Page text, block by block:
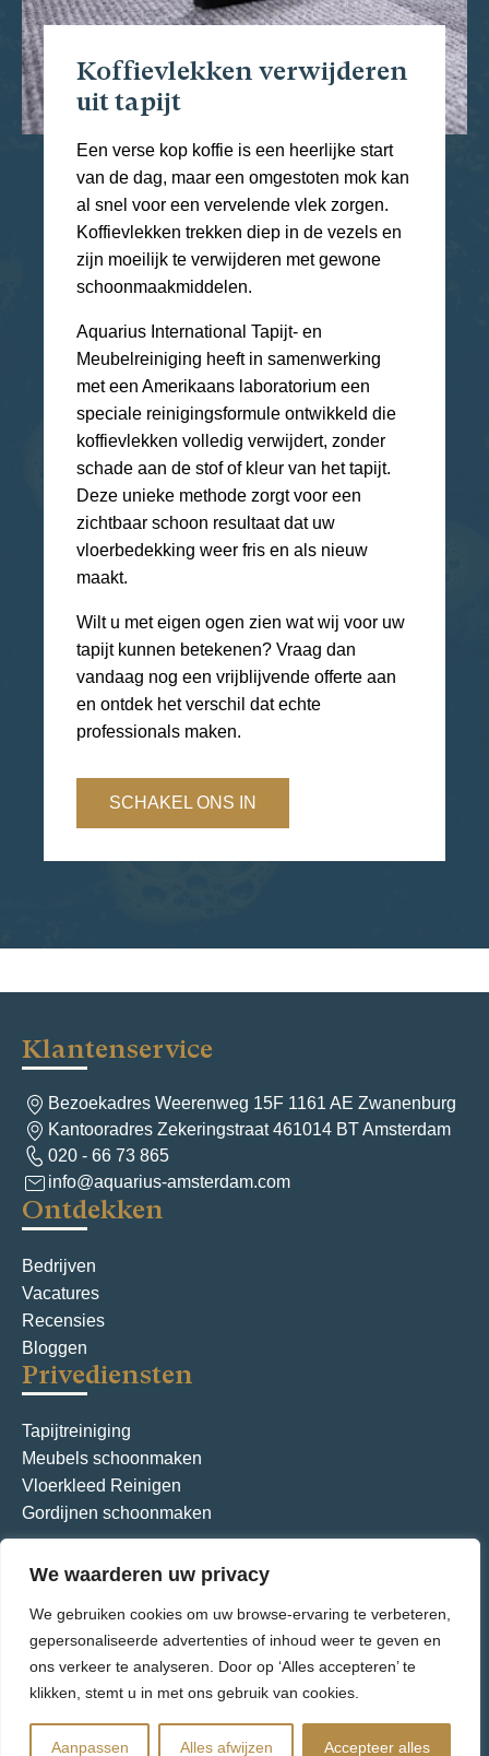
We waarderen uw privacy
We gebruiken cookies om uw browse-ervaring te verbeteren,
gepersonaliseerde advertenties of inhoud weer te geven en
ons verkeer te analyseren. Door op ‘Alles accepteren’ te
klikken, stemt u in met ons gebruik van cookies.
Aanpassen Alles afwijzen Accepteer alles
Koffievlekken verwijderen
uit tapijt
Een verse kop koffie is een heerlijke start
van de dag, maar een omgestoten mok kan
al snel voor een vervelende vlek zorgen.
Koffievlekken trekken diep in de vezels en
zijn moeilijk te verwijderen met gewone
schoonmaakmiddelen.
Aquarius International Tapijt- en
Meubelreiniging heeft in samenwerking
met een Amerikaans laboratorium een
speciale reinigingsformule ontwikkeld die
koffievlekken volledig verwijdert, zonder
schade aan de stof of kleur van het tapijt.
Deze unieke methode zorgt voor een
zichtbaar schoon resultaat dat uw
vloerbedekking weer fris en als nieuw
maakt.
Wilt u met eigen ogen zien wat wij voor uw
tapijt kunnen betekenen? Vraag dan
vandaag nog een vrijblijvende offerte aan
en ontdek het verschil dat echte
professionals maken.
SCHAKEL ONS IN
Ontdekken
Bedrijven
Vacatures
Recensies
Bloggen
Privediensten
Tapijtreiniging
Meubels schoonmaken
Vloerkleed Reinigen
Gordijnen schoonmaken
Klantenservice
Bezoekadres Weerenweg 15F 1161 AE Zwanenburg
Kantooradres Zekeringstraat 461014 BT Amsterdam
020 - 66 73 865
info@aquarius-amsterdam.com
Algemene voorwaarden
Privacybeleid
© Aquarius International – Alle rechten voorbehouden.